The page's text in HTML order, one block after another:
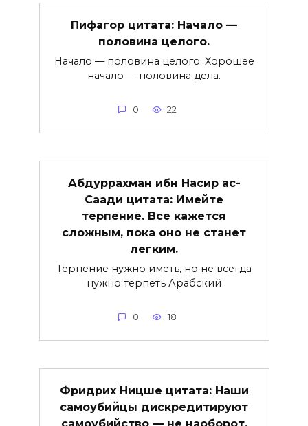
Пифагор цитата: Начало —
половина целого.
Начало — половина целого. Хорошее
начало — половина дела.
0 22
Абдуррахман ибн Насир ас-
Саади цитата: Имейте
терпение. Все кажется
сложным, пока оно не станет
легким.
Терпение нужно иметь, но не всегда
нужно терпеть Арабский
0 18
Фридрих Ницше цитата: Наши
самоубийцы дискредитируют